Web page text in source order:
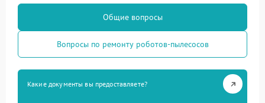
Общие вопросы
Вопросы по ремонту роботов-пылесосов
Какие документы вы предоставляете?